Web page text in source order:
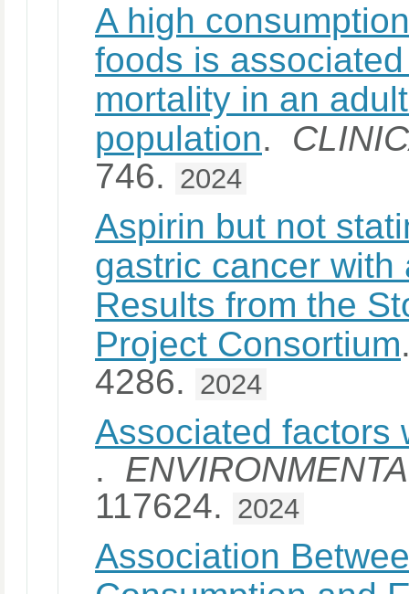
A high
foods is
mortality in an
population.
746. 2024
Aspirin but not
gastric cancer with
Results from the
Project Consortium
4286. 2024
Associated factors
.
117624. 2024
Association